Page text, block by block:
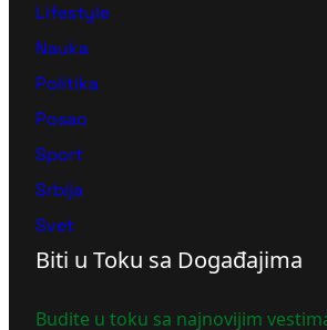
Lifestyle
Nauka
Politika
Posao
Sport
Srbija
Svet
Biti u Toku sa Događajima
Budite u toku sa najnovijim